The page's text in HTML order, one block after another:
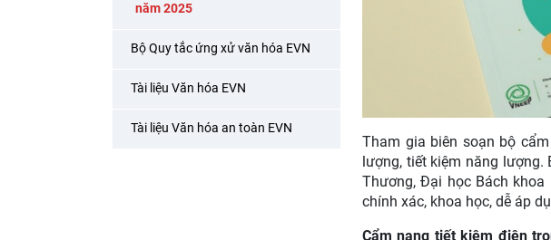
năm 2025
Bộ Quy tắc ứng xử văn hóa EVN
Tài liệu Văn hóa EVN
Tài liệu Văn hóa an toàn EVN
Tham gia biên soạn bộ
lượng, tiết kiệm năng
Thương, Đại học Bách
chính xác, khoa học, dễ áp
Cẩm nang tiết kiệm điện